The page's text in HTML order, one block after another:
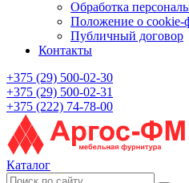
Обработка
Положение о cookie-
Публичный договор
Контакты
+375 (29) 500-02-30
+375 (29) 500-02-31
+375 (222) 74-78-00
Каталог